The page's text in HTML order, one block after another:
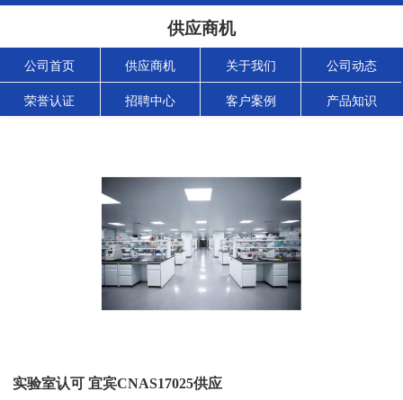
供应商机
公司首页 供应商机 关于我们 公司动态
荣誉认证 招聘中心 客户案例 产品知识
实验室认可 宜宾CNAS17025供应